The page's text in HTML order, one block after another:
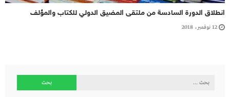
انطلاق الدورة السادسة من ملتقى المضيق الدولي للكتاب والمؤلف
12 نوفمبر، 2018
البحث